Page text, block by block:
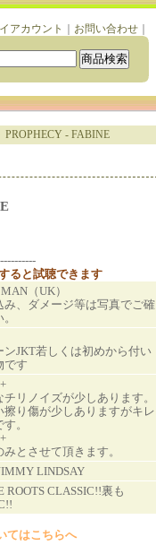
アカウント お問い合わせ｜
PROPHECY - FABINE
ると試聴できます
（UK）
、ダメージ等は写真でご確
JKT若しくは初めから付い
です
リノイズが少しあります。
擦り傷が少しありますがキレ
。
とさせて頂きます。
LINDSAY
ROOTS CLASSIC!!裏も
てはこちらへ